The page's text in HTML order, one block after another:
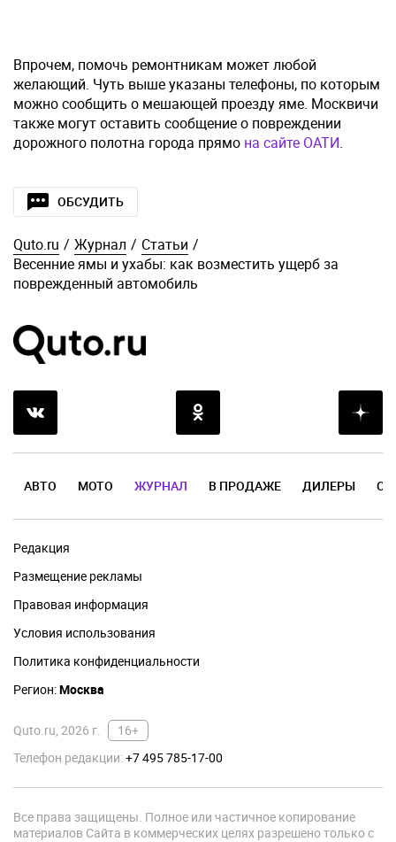
Впрочем, помочь ремонтникам может любой
желающий. Чуть выше указаны телефоны, по которым
можно сообщить о мешающей проезду яме. Москвичи
также могут оставить сообщение о повреждении
дорожного полотна города прямо на сайте ОАТИ.
ОБСУДИТЬ
Quto.ru / Журнал / Статьи /
Весенние ямы и ухабы: как возместить ущерб за
поврежденный автомобиль
АВТО МОТО ЖУРНАЛ В ПРОДАЖЕ ДИЛЕРЫ
Редакция
Размещение рекламы
Правовая информация
Условия использования
Политика конфиденциальности
Регион:Москва
Quto.ru, 2026 г.
16+
Телефон редакции:+7 495 785-17-00
Все права защищены. Полное или частичное копирование
материалов Сайта в коммерческих целях разрешено только с